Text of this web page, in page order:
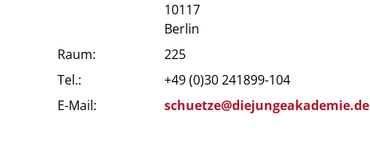
10117
Berlin
Raum:
225
Tel.:
+49 (0)30 241899-104
E-Mail:
schuetze@diejungeakademie.de